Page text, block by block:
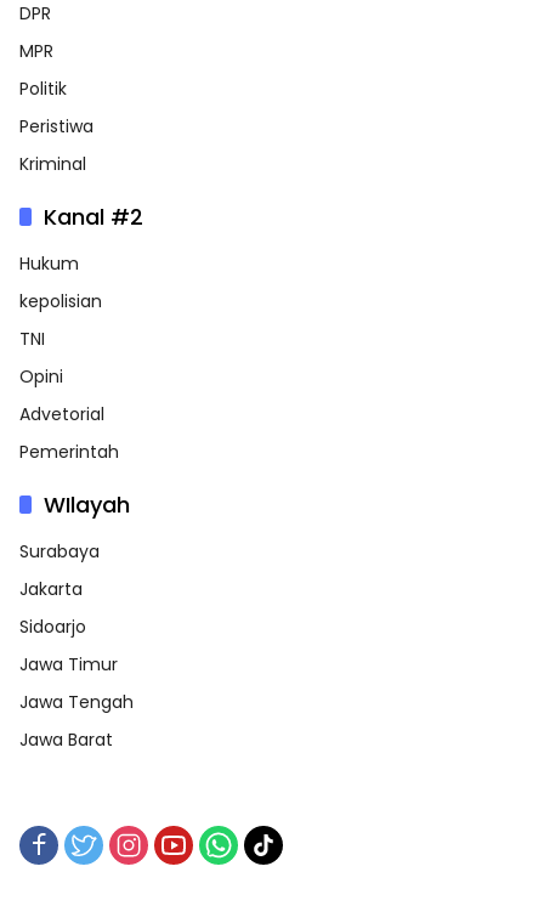
DPR
MPR
Politik
Peristiwa
Kriminal
Kanal #2
Hukum
kepolisian
TNI
Opini
Advetorial
Pemerintah
WIlayah
Surabaya
Jakarta
Sidoarjo
Jawa Timur
Jawa Tengah
Jawa Barat